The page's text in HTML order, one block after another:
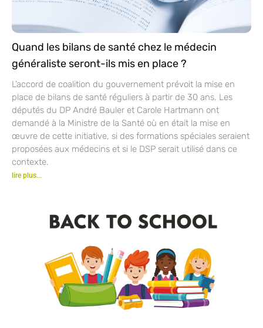
Quand les bilans de santé chez le médecin
généraliste seront-ils mis en place ?
L’accord de coalition du gouvernement prévoit la mise en
place de bilans de santé réguliers à partir de 30 ans. Les
députés du DP André Bauler et Carole Hartmann ont
demandé à la Ministre de la Santé où en était la mise en
œuvre de cette initiative, si des formations spéciales seraient
proposées aux médecins et si le DSP serait utilisé dans ce
contexte.
lire plus...